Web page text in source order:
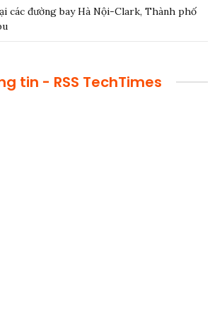
các đường bay Hà Nội-Clark, Thành phố
TechTimes